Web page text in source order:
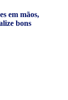
em mãos,
bons